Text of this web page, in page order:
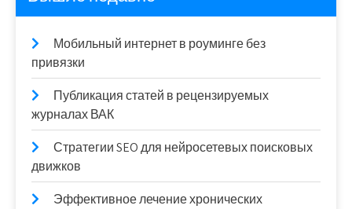
Мобильный интернет в роуминге без
привязки
Публикация статей в рецензируемых
журналах ВАК
Стратегии SEO для нейросетевых поисковых
движков
Эффективное лечение хронических